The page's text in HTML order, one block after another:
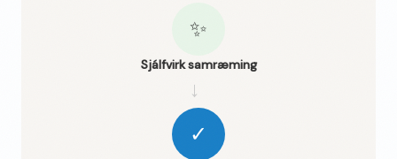
✨
Sjálfvirk samræming
→
✓